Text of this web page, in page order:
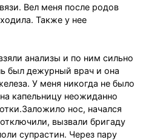
Вел меня после родов
Также у нее
анализы и по ним сильно
был дежурный врач и она
У меня никогда не было
капельницу неожиданно
нос, начался
вызвали бригаду
супрастин. Через пару